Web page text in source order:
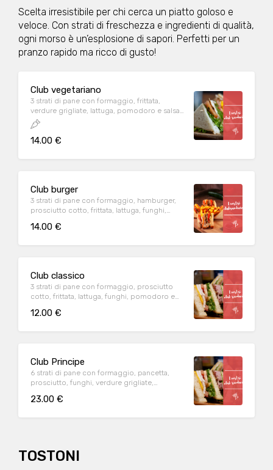
Scelta irresistibile per chi cerca un piatto goloso e
veloce. Con strati di freschezza e ingredienti di qualità,
ogni morso è un’esplosione di sapori. Perfetti per un
pranzo rapido ma ricco di gusto!
Club vegetariano
3 strati di pane con formaggio, frittata,
verdure grigliate, lattuga, pomodoro e salsa
rosa
14.00 €
Club burger
3 strati di pane con formaggio, hamburger,
prosciutto cotto, frittata, lattuga, funghi,
14.00 €
Club classico
3 strati di pane con formaggio, prosciutto
cotto, frittata, lattuga, funghi, pomodoro e
12.00 €
Club Principe
6 strati di pane con formaggio, pancetta,
prosciutto, funghi, verdure grigliate,
23.00 €
TOSTONI